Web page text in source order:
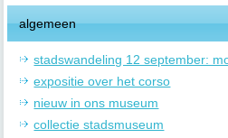
algemeen
stadswandeling 12 september:
expositie over het corso
nieuw in ons museum
collectie stadsmuseum